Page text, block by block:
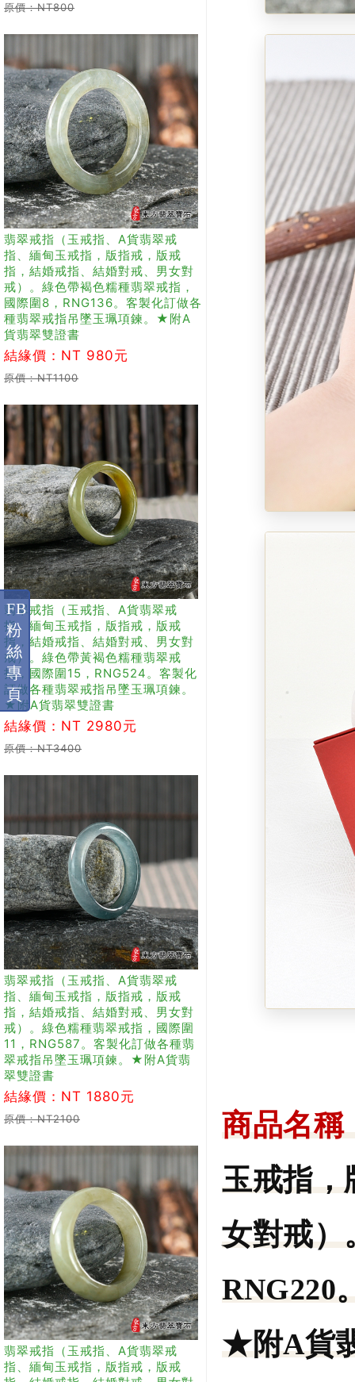
原價：NT800
翡翠戒指（玉戒指、A貨翡翠戒
指、緬甸玉戒指，版指戒，版戒
指，結婚戒指、結婚對戒、男女對
戒）。綠色帶褐色糯種翡翠戒指，
國際圍8，RNG136。客製化訂做各
種翡翠戒指吊墜玉珮項鍊。★附A
貨翡翠雙證書
結緣價：NT 980元
原價：NT1100
翡翠戒指（玉戒指、A貨翡翠戒
指、緬甸玉戒指，版指戒，版戒
指，結婚戒指、結婚對戒、男女對
戒）。綠色帶黃褐色糯種翡翠戒
指，國際圍15，RNG524。客製化
訂做各種翡翠戒指吊墜玉珮項鍊。
★附A貨翡翠雙證書
結緣價：NT 2980元
原價：NT3400
翡翠戒指（玉戒指、A貨翡翠戒
指、緬甸玉戒指，版指戒，版戒
指，結婚戒指、結婚對戒、男女對
戒）。綠色糯種翡翠戒指，國際圍
11，RNG587。客製化訂做各種翡
翠戒指吊墜玉珮項鍊。★附A貨翡
翠雙證書
結緣價：NT 1880元
原價：NT2100
翡翠戒指（玉戒指、A貨翡翠戒
指、緬甸玉戒指，版指戒，版戒
商品名稱
玉戒指，
女對戒）
RNG220
★附A貨
FB
粉
絲
專
頁